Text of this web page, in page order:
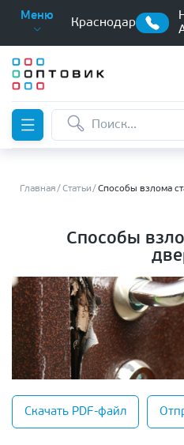
Меню
Краснодар
Главная Статьи Способы взлома
Способы
Скачать PDF-файл